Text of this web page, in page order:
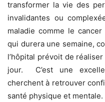
transformer la vie des
invalidantes ou
maladie comme le
qui durera une semaine,
l’hôpital prévoit de
jour. C’est une
cherchent à retrouver
santé physique et mentale.